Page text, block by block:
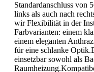
Standardanschluss von
links als auch nach
wir Flexibilität in der
Farbvarianten: einem
einem eleganten
für eine schlanke
einsetzbar sowohl als